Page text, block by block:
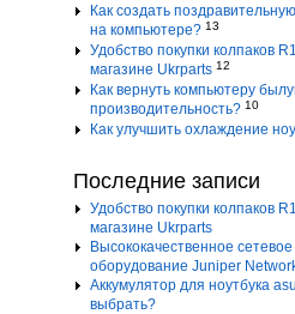
Как создать
на компьютере? 13
Удобство покупки колпаков
магазине Ukrparts 12
Как вернуть компьютеру
производительность? 10
Как улучшить охлаждение
Последние записи
Удобство покупки колпаков
магазине Ukrparts
Высококачественное сетевое
оборудование Juniper
Аккумулятор для ноутбука
выбрать?